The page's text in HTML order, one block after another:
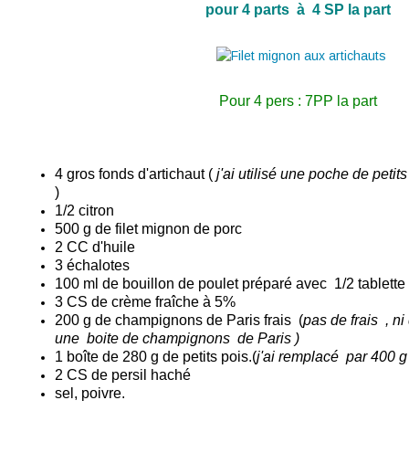
pour 4 parts à 4 SP la part
Pour 4 pers : 7PP la part
4 gros fonds d'artichaut ( j'ai utilisé une poche de
)
1/2 citron
500 g de filet mignon de porc
2 CC d'huile
3 échalotes
100 ml de bouillon de poulet préparé avec 1/2 tablette
3 CS de crème fraîche à 5%
200 g de champignons de Paris frais (pas de frais , ni
une boite de champignons de Paris )
1 boîte de 280 g de petits pois.(j'ai remplacé par 400
2 CS de persil haché
sel, poivre.